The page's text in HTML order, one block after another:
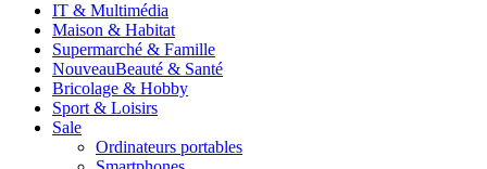
IT & Multimédia
Maison & Habitat
Supermarché & Famille
NouveauBeauté & Santé
Bricolage & Hobby
Sport & Loisirs
Sale
Ordinateurs portables